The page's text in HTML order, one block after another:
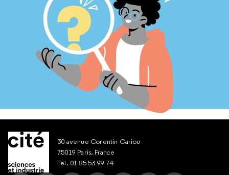
30 avenue Corentin Cariou
75019 Paris, France
Tel. 01 85 53 99 74